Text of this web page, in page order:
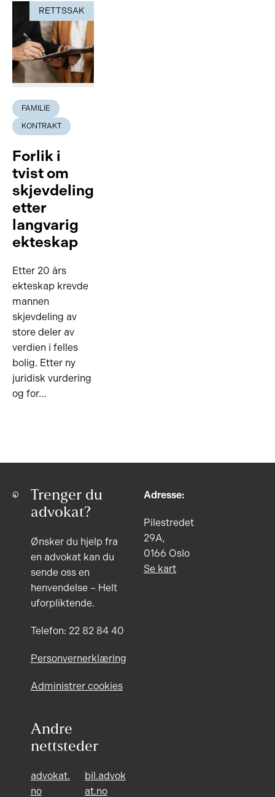
RETTSSAK
FAMILIE
KONTRAKT
Forlik i
tvist om
skjevdeling
etter
langvarig
ekteskap
Etter 20 års
ekteskap krevde
mannen
skjevdeling av
store deler av
verdien i felles
bolig. Etter ny
juridisk vurdering
og for…
Trenger du
advokat?
Ønsker du hjelp fra
en advokat kan du
sende oss en
henvendelse – Helt
uforpliktende.
Telefon: 22 82 84 40
Personvernerklæring
Administrer cookies
Andre
nettsteder
advokat.
no
bil.advok
at.no
Adresse:
Pilestredet
29A,
0166 Oslo
Se kart